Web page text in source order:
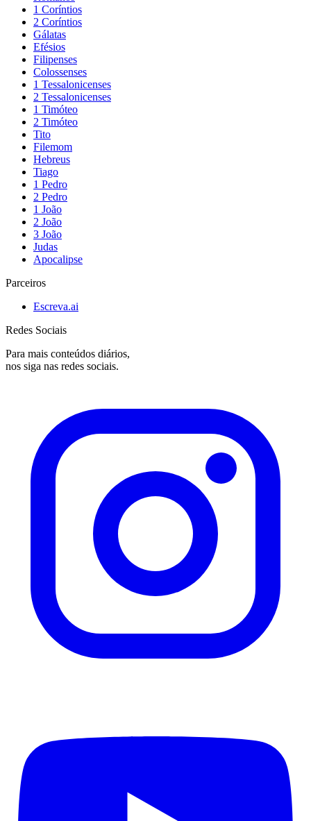
1 Coríntios
2 Coríntios
Gálatas
Efésios
Filipenses
Colossenses
1 Tessalonicenses
2 Tessalonicenses
1 Timóteo
2 Timóteo
Tito
Filemom
Hebreus
Tiago
1 Pedro
2 Pedro
1 João
2 João
3 João
Judas
Apocalipse
Parceiros
Escreva.ai
Redes Sociais
Para mais conteúdos diários,
nos siga nas redes sociais.